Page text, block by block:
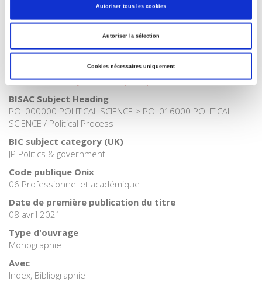
Autoriser tous les cookies
Autoriser la sélection
Cookies nécessaires uniquement
français
Internet Hierarchy>Politique
Catégorie (éditeur)
Internet Hierarchy>Science politique
BISAC Subject Heading
POL000000 POLITICAL SCIENCE > POL016000 POLITICAL
SCIENCE / Political Process
BIC subject category (UK)
JP Politics & government
Code publique Onix
06 Professionnel et académique
Date de première publication du titre
08 avril 2021
Type d'ouvrage
Monographie
Avec
Index, Bibliographie